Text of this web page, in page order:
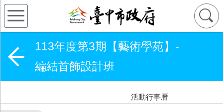
113年度第3期【藝術學苑】-
編結首飾設計班
活動行事曆